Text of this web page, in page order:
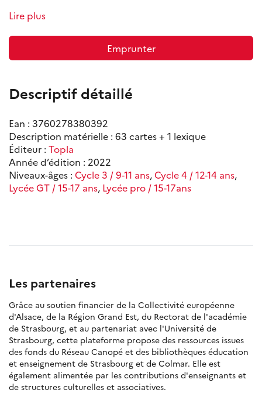
Lire plus
Emprunter
Descriptif détaillé
Ean : 3760278380392
Description matérielle : 63 cartes + 1 lexique
Éditeur : Topla
Année d’édition : 2022
Niveaux-âges : Cycle 3 / 9-11 ans,Cycle 4 / 12-14 ans,
Lycée GT / 15-17 ans, Lycée pro / 15-17ans
Les partenaires
Grâce au soutien financier de la Collectivité européenne
d'Alsace, de la Région Grand Est, du Rectorat de l'académie
de Strasbourg, et au partenariat avec l'Université de
Strasbourg, cette plateforme propose des ressources issues
des fonds du Réseau Canopé et des bibliothèques éducation
et enseignement de Strasbourg et de Colmar. Elle est
également alimentée par les contributions d'enseignants et
de structures culturelles et associatives.